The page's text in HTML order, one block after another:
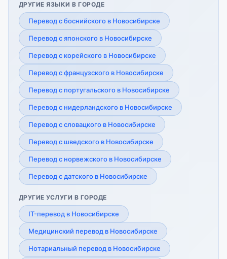
ДРУГИЕ ЯЗЫКИ В ГОРОДЕ
Перевод с боснийского в Новосибирске
Перевод с японского в Новосибирске
Перевод с корейского в Новосибирске
Перевод с французского в Новосибирске
Перевод с португальского в Новосибирске
Перевод с нидерландского в Новосибирске
Перевод с словацкого в Новосибирске
Перевод с шведского в Новосибирске
Перевод с норвежского в Новосибирске
Перевод с датского в Новосибирске
ДРУГИЕ УСЛУГИ В ГОРОДЕ
IT-перевод в Новосибирске
Медицинский перевод в Новосибирске
Нотариальный перевод в Новосибирске